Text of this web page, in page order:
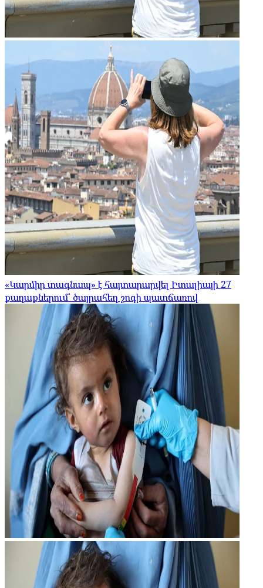
«Կարմիր տագնապ» է հայտարարվել Իտալիայի 27
քաղաքներում՝ ծայրահեղ շոգի պատճառով